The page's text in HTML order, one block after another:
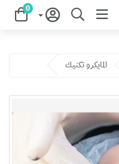
0
المايكرو تكنيك